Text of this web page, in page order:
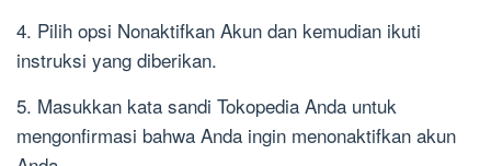
4. Pilih opsi Nonaktifkan Akun dan kemudian ikuti
instruksi yang diberikan.
5. Masukkan kata sandi Tokopedia Anda untuk
mengonfirmasi bahwa Anda ingin menonaktifkan akun